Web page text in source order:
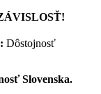
Dôstojnosť
Slovenska.